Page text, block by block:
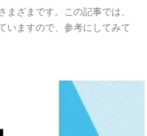
ざまです。この記事では、
いますので、参考にしてみて